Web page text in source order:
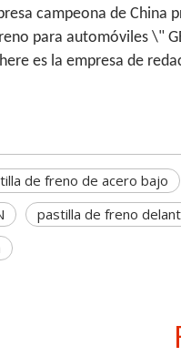
campeona de China
para automóviles \"
es la empresa de
de freno de acero bajo
pastilla de freno